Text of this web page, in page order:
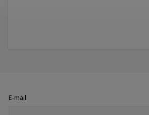
E-mail